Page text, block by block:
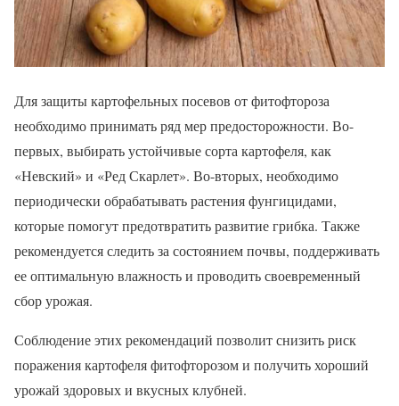
Для защиты картофельных посевов от фитофтороза
необходимо принимать ряд мер предосторожности. Во-
первых, выбирать устойчивые сорта картофеля, как
«Невский» и «Ред Скарлет». Во-вторых, необходимо
периодически обрабатывать растения фунгицидами,
которые помогут предотвратить развитие грибка. Также
рекомендуется следить за состоянием почвы, поддерживать
ее оптимальную влажность и проводить своевременный
сбор урожая.
Соблюдение этих рекомендаций позволит снизить риск
поражения картофеля фитофторозом и получить хороший
урожай здоровых и вкусных клубней.